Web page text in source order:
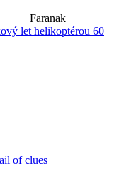
Faranak
let helikoptérou 60
of clues